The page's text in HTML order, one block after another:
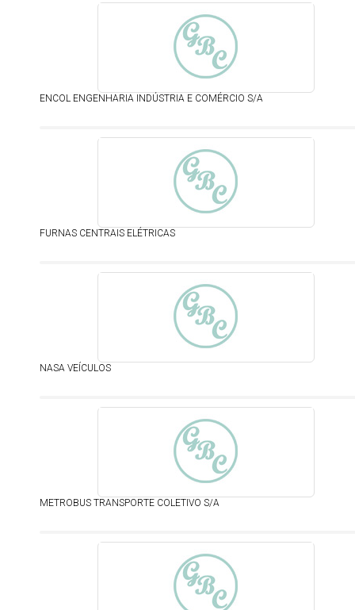
ENCOL ENGENHARIA INDÚSTRIA E COMÉRCIO S/A
FURNAS CENTRAIS ELÉTRICAS
NASA VEÍCULOS
METROBUS TRANSPORTE COLETIVO S/A